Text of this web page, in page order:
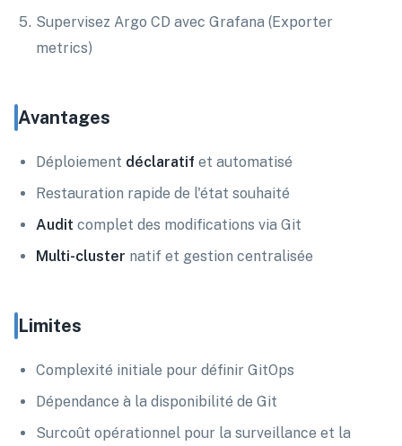
Supervisez Argo CD avec Grafana (Exporter
metrics)
Avantages
Déploiement déclaratif et automatisé
Restauration rapide de l'état souhaité
Audit complet des modifications via Git
Multi-cluster natif et gestion centralisée
Limites
Complexité initiale pour définir GitOps
Dépendance à la disponibilité de Git
Surcoût opérationnel pour la surveillance et la